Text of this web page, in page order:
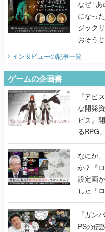
なぜ “
になったのか？ 敵に見
ジック
おそう
インタビューの記事一覧
ゲームの企画書
『アビ
な開発
ビス』
るRPG
書】
なにが
か？『
設定画
した「
書】
『ガン
PSの伝